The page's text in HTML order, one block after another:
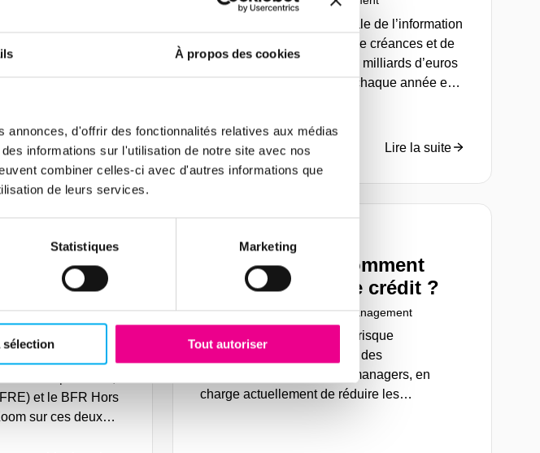
À propos des cookies
d'offrir des fonctionnalités relatives aux médias
informations sur l'utilisation de notre site avec nos
combiner celles-ci avec d'autres informations que
de leurs services.
Statistiques Marketing
Tout autoriser
paiement ? Quels
Lire la suite
Selon la Fédération nationale de l’information
d’entreprise, de la gestion de créances et de
l’enquête civile (FIGEC), 56 milliards d’euros
de créances sont impayés chaque année en
de paiement, menaçant ainsi près de 300 000
emplois.
Lire la suite
des
de
et le BFR Hors
sur ces deux
Article
Après la crise, comment
gérer le risque de crédit ?
17 novembre 2020 Risk management
La gestion et la maîtrise du risque
d'insolvabilité sont au cœur des
préoccupations des credit managers, en
charge actuellement de réduire les